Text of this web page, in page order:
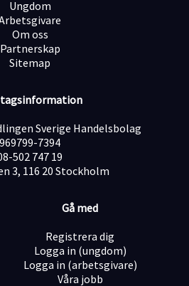
Ungdom
Om oss
Partnerskap
Sitemap
Sverige Handelsbolag
969799-7394
502 747 19
3, 116 20 Stockholm
Gå med
Registrera dig
Logga in (ungdom)
Logga in (arbetsgivare)
Våra jobb